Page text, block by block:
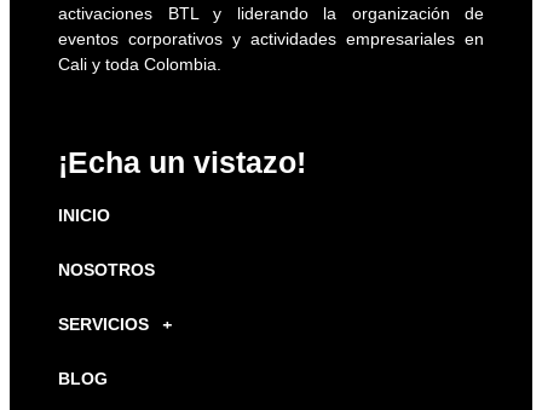
activaciones BTL y liderando la organización de
eventos corporativos y actividades empresariales en
Cali y toda Colombia.
¡Echa un vistazo!
INICIO
NOSOTROS
SERVICIOS
BLOG